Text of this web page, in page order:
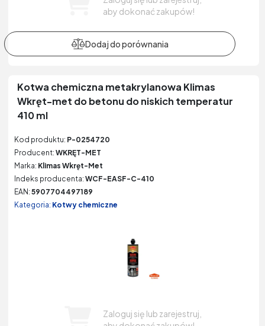
aby dokonać zakupów!
Kotwa chemiczna metakrylanowa Klimas
Wkręt-met do betonu do niskich temperatur
410 ml
Kod produktu: P-0254720
Producent: WKRĘT-MET
Marka: Klimas Wkręt-Met
Indeks producenta: WCF-EASF-C-410
EAN: 5907704497189
Kategoria: Kotwy chemiczne
Zaloguj się lub zarejestruj,